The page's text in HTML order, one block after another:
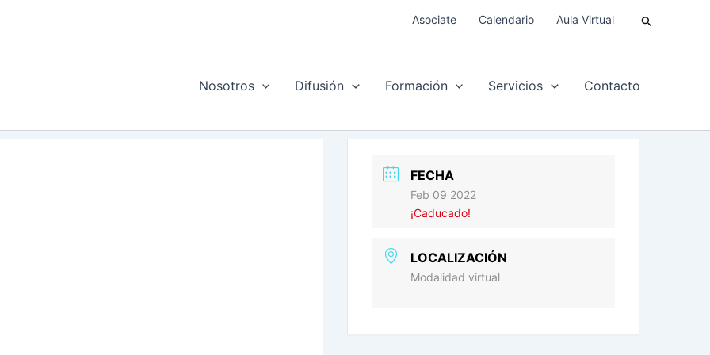
Asociate Calendario Aula Virtual Buscar
Nosotros Difusión Formación Servicios Contacto
FECHA
Feb 09 2022
¡Caducado!
LOCALIZACIÓN
Modalidad virtual